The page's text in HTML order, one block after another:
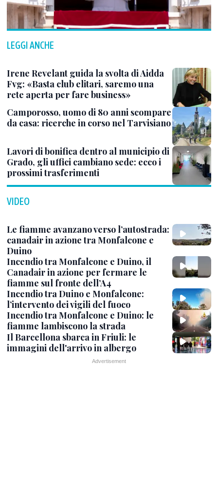
LEGGI ANCHE
Irene Revelant guida la svolta di Aidda
Fvg: «Basta club elitari, saremo una
rete aperta per fare business»
Camporosso, uomo di 80 anni scompare
da casa: ricerche in corso nel Tarvisiano
Lavori di bonifica dentro al municipio di
Grado, gli uffici cambiano sede: ecco i
prossimi trasferimenti
VIDEO
Le fiamme avanzano verso l’autostrada:
canadair in azione tra Monfalcone e
Duino
Incendio tra Monfalcone e Duino, il
Canadair in azione per fermare le
fiamme sul fronte dell’A4
Incendio tra Duino e Monfalcone:
l’intervento dei vigili del fuoco
Incendio tra Monfalcone e Duino: le
fiamme lambiscono la strada
Il Barcellona sbarca in Friuli: le
immagini dell'arrivo in albergo